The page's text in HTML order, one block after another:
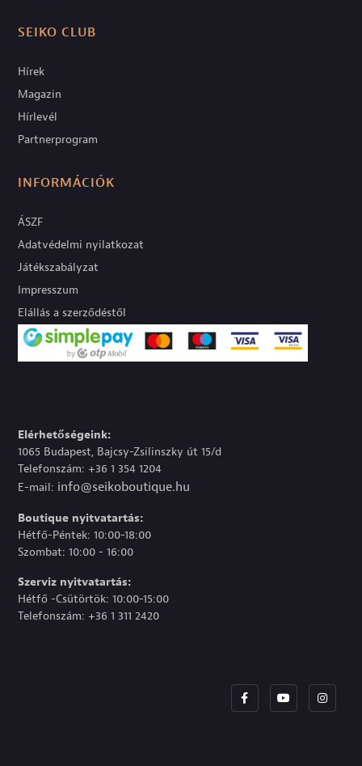
SEIKO CLUB
Hírek
Magazin
Hírlevél
Partnerprogram
INFORMÁCIÓK
ÁSZF
Adatvédelmi nyilatkozat
Játékszabályzat
Impresszum
Elállás a szerződéstől
Elérhetőségeink:
1065 Budapest, Bajcsy-Zsilinszky út 15/d
Telefonszám: +36 1 354 1204
E-mail: info@seikoboutique.hu
Boutique nyitvatartás:
Hétfő-Péntek: 10:00-18:00
Szombat: 10:00 - 16:00
Szerviz nyitvatartás:
Hétfő -Csütörtök: 10:00-15:00
Telefonszám: +36 1 311 2420